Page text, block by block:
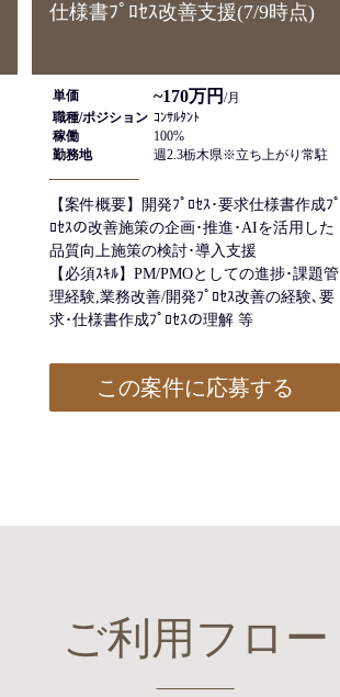
仕様書ﾌﾟﾛｾｽ改善支援(7/9時点)
単価 ~170万円 /月
職種/ポジション ｺﾝｻﾙﾀﾝﾄ
稼働
100%
勤務地
週2.3栃木県※立ち上がり常駐
【案件概要】開発ﾌﾟﾛｾｽ･要求仕様書作成ﾌﾟ
ﾛｾｽの改善施策の企画･推進･AIを活用した
品質向上施策の検討･導入支援
【必須ｽｷﾙ】PM/PMOとしての進捗･課題管
理経験,業務改善/開発ﾌﾟﾛｾｽ改善の経験､要
求･仕様書作成ﾌﾟﾛｾｽの理解 等
この案件に応募する
ご利用フロー